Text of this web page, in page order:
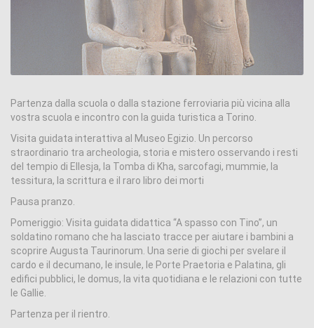
Partenza dalla scuola o dalla stazione ferroviaria più vicina alla
vostra scuola e incontro con la guida turistica a Torino.
Visita guidata interattiva al Museo Egizio. Un percorso
straordinario tra archeologia, storia e mistero osservando i resti
del tempio di Ellesja, la Tomba di Kha, sarcofagi, mummie, la
tessitura, la scrittura e il raro libro dei morti
Pausa pranzo.
Pomeriggio: Visita guidata didattica “A spasso con Tino”, un
soldatino romano che ha lasciato tracce per aiutare i bambini a
scoprire Augusta Taurinorum. Una serie di giochi per svelare il
cardo e il decumano, le insule, le Porte Praetoria e Palatina, gli
edifici pubblici, le domus, la vita quotidiana e le relazioni con tutte
le Gallie.
Partenza per il rientro.